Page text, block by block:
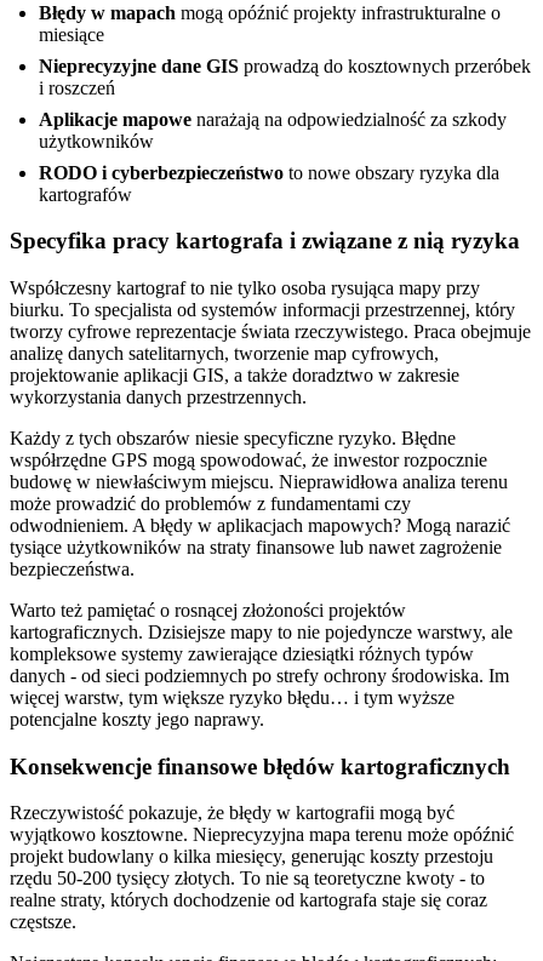
Błędy w mapach mogą opóźnić projekty infrastrukturalne o
miesiące
Nieprecyzyjne dane GIS prowadzą do kosztownych przeróbek
i roszczeń
Aplikacje mapowe narażają na odpowiedzialność za szkody
użytkowników
RODO i cyberbezpieczeństwo to nowe obszary ryzyka dla
kartografów
Specyfika pracy kartografa i związane z nią ryzyka
Współczesny kartograf to nie tylko osoba rysująca mapy przy
biurku. To specjalista od systemów informacji przestrzennej, który
tworzy cyfrowe reprezentacje świata rzeczywistego. Praca obejmuje
analizę danych satelitarnych, tworzenie map cyfrowych,
projektowanie aplikacji GIS, a także doradztwo w zakresie
wykorzystania danych przestrzennych.
Każdy z tych obszarów niesie specyficzne ryzyko. Błędne
współrzędne GPS mogą spowodować, że inwestor rozpocznie
budowę w niewłaściwym miejscu. Nieprawidłowa analiza terenu
może prowadzić do problemów z fundamentami czy
odwodnieniem. A błędy w aplikacjach mapowych? Mogą narazić
tysiące użytkowników na straty finansowe lub nawet zagrożenie
bezpieczeństwa.
Warto też pamiętać o rosnącej złożoności projektów
kartograficznych. Dzisiejsze mapy to nie pojedyncze warstwy, ale
kompleksowe systemy zawierające dziesiątki różnych typów
danych - od sieci podziemnych po strefy ochrony środowiska. Im
więcej warstw, tym większe ryzyko błędu… i tym wyższe
potencjalne koszty jego naprawy.
Konsekwencje finansowe błędów kartograficznych
Rzeczywistość pokazuje, że błędy w kartografii mogą być
wyjątkowo kosztowne. Nieprecyzyjna mapa terenu może opóźnić
projekt budowlany o kilka miesięcy, generując koszty przestoju
rzędu 50-200 tysięcy złotych. To nie są teoretyczne kwoty - to
realne straty, których dochodzenie od kartografa staje się coraz
częstsze.